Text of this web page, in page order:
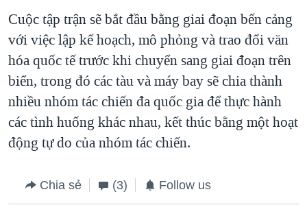
Cuộc tập trận sẽ bắt đầu bằng giai đoạn bến cảng
với việc lập kế hoạch, mô phỏng và trao đổi văn
hóa quốc tế trước khi chuyển sang giai đoạn trên
biển, trong đó các tàu và máy bay sẽ chia thành
nhiều nhóm tác chiến đa quốc gia để thực hành
các tình huống khác nhau, kết thúc bằng một hoạt
động tự do của nhóm tác chiến.
Chia sẻ (3) Follow us